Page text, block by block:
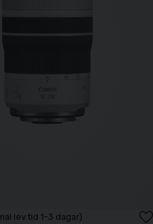
lev.tid 1-3 dagar)